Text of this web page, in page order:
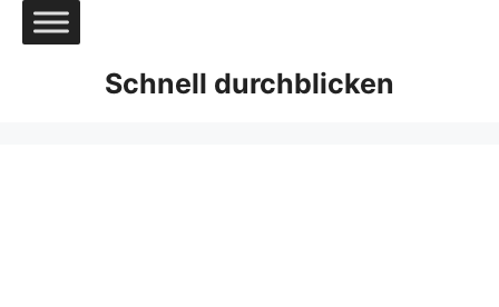
Zum
Inhalt
Schnell durchblicken